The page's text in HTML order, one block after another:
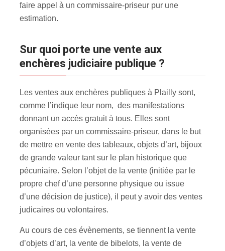
faire appel à un commissaire-priseur pur une
estimation.
Sur quoi porte une vente aux
enchères judiciaire publique ?
Les ventes aux enchères publiques à Plailly sont,
comme l’indique leur nom, des manifestations
donnant un accès gratuit à tous. Elles sont
organisées par un commissaire-priseur, dans le but
de mettre en vente des tableaux, objets d’art, bijoux
de grande valeur tant sur le plan historique que
pécuniaire. Selon l’objet de la vente (initiée par le
propre chef d’une personne physique ou issue
d’une décision de justice), il peut y avoir des ventes
judicaires ou volontaires.
Au cours de ces évènements, se tiennent la vente
d’objets d’art, la vente de bibelots, la vente de